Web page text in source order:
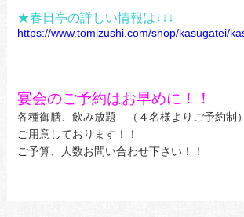
★春日亭の詳しい情報は↓↓↓
https://www.tomizushi.com/shop/kasugatei/
宴会のご予約はお早めに！！
各種御膳、飲み放題 （４名様よりご予約制
ご用意しております！！
ご予算、人数お問い合わせ下さい！！